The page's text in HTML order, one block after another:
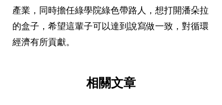
產業，同時擔任綠學院綠色帶路人，想打開潘朵拉
的盒子，希望這輩子可以達到說寫做一致，對循環
經濟有所貢獻。
相關文章